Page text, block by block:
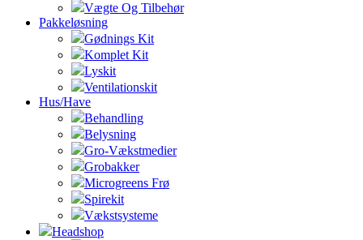
Vægte Og Tilbehør
Pakkeløsning
Gødnings Kit
Komplet Kit
Lyskit
Ventilationskit
Hus/Have
Behandling
Belysning
Gro-Vækstmedier
Grobakker
Microgreens Frø
Spirekit
Vækstsysteme
Headshop